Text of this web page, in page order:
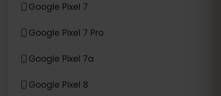
Google Pixel 7
Google Pixel 7 Pro
Google Pixel 7a
Google Pixel 8